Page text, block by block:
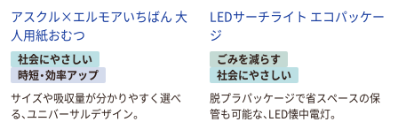
アスクル×エルモアいちばん 大
人用紙おむつ
社会にやさしい
時短・効率アップ
サイズや吸収量が分かりやすく選べ
る、ユニバーサルデザイン。
LEDサーチライト エコパッケー
ジ
ごみを減らす
社会にやさしい
脱プラパッケージで省スペースの保
管も可能な、LED懐中電灯。